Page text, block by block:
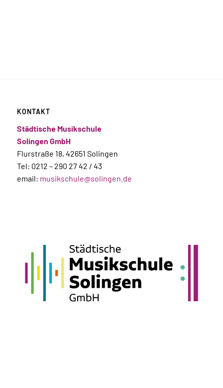
KONTAKT
Städtische Musikschule
Solingen GmbH
Flurstraße 18, 42651 Solingen
Tel: 0212 – 290 27 42 / 43
email: musikschule@solingen.de